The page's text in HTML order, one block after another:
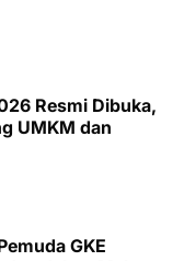
Resmi Dibuka,
UMKM dan
GKE